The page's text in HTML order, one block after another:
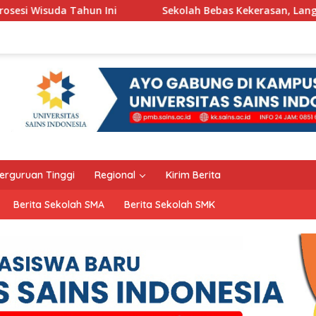
Sekolah Bebas Kekerasan, Langkah Pemkot Kediri
Tinggi Regional Kirim Berita
Berita Sekolah SMA Berita Sekolah SMK